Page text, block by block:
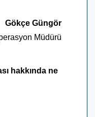
Gökçe Güngör
Müdürü
hakkında ne